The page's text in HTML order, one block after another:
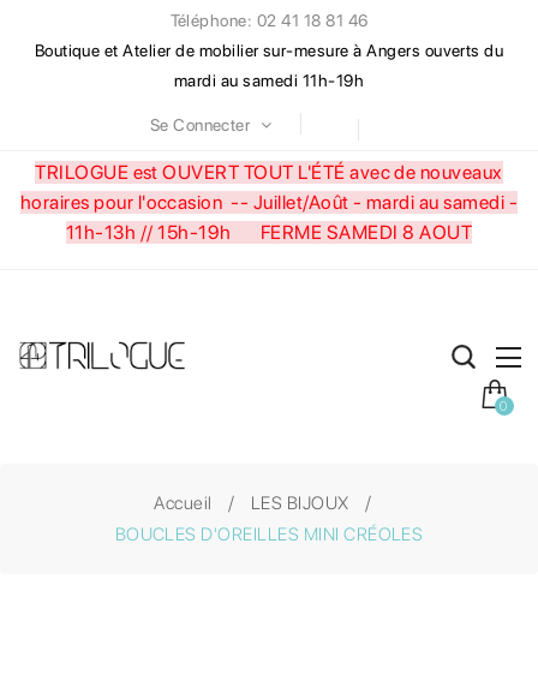
Téléphone: 02 41 18 81 46
Boutique et Atelier de mobilier sur-mesure à Angers ouverts du
mardi au samedi 11h-19h
Se Connecter
TRILOGUE est OUVERT TOUT L'ÉTÉ avec de nouveaux
horaires pour l'occasion -- Juillet/Août - mardi au samedi -
11h-13h // 15h-19h FERME SAMEDI 8 AOUT
0
Accueil
LES BIJOUX
BOUCLES D'OREILLES MINI CRÉOLES